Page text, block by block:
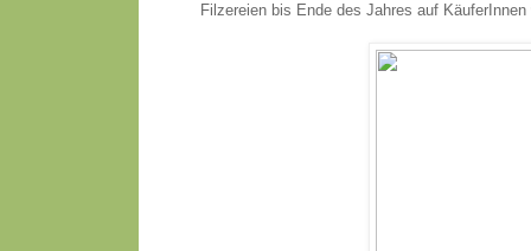
Filzereien bis Ende des Jahres auf KäuferInnen